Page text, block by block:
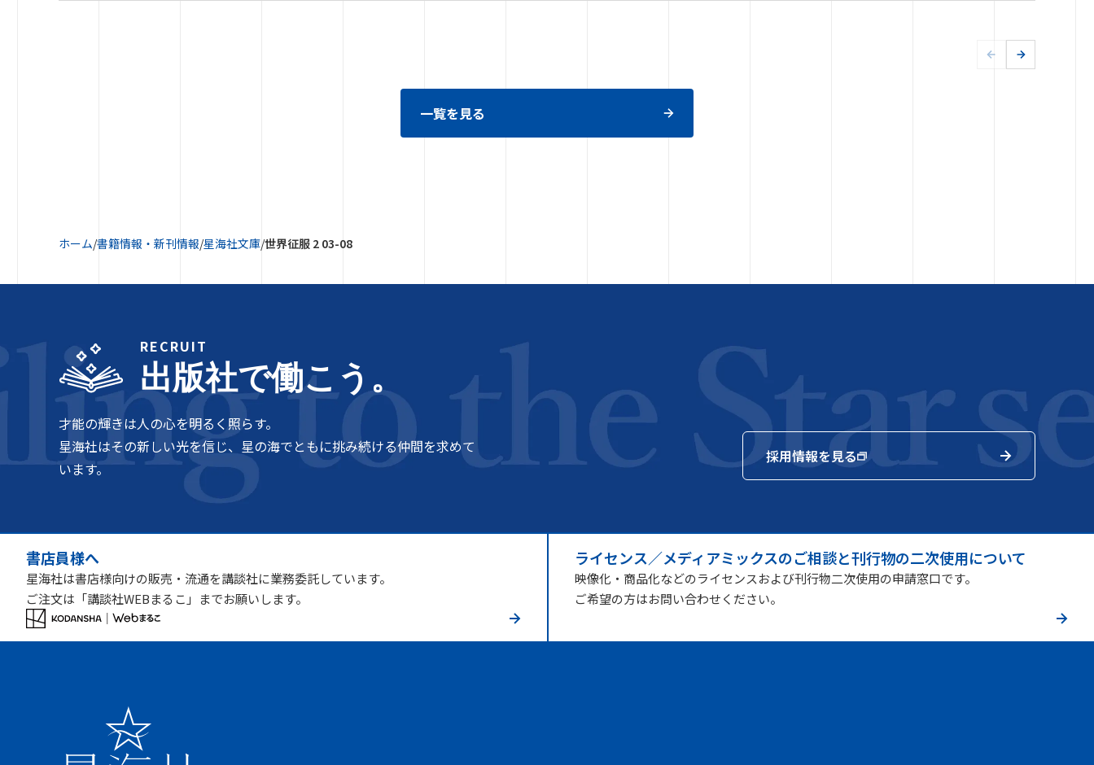
一覧を見る
ホーム/書籍情報・新刊情報/星海社文庫/世界征服 2 03-08
RECRUIT
出版社で働こう。
才能の輝きは人の心を明るく照らす。
星海社はその新しい光を信じ、星の海でともに挑み続ける仲間を求めて
います。
採用情報を見る
書店員様へ
星海社は書店様向けの販売・流通を講談社に業務委託しています。
ご注文は「講談社WEBまるこ」までお願いします。
ライセンス／メディアミックスのご相談と刊行物の二次使用について
映像化・商品化などのライセンスおよび刊行物二次使用の申請窓口です。
ご希望の方はお問い合わせください。